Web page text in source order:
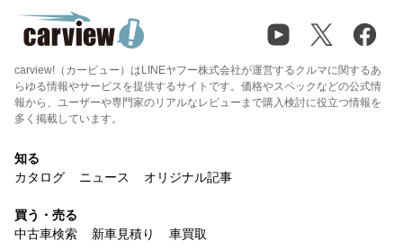
carview!（カービュー）はLINEヤフー株式会社が運営するクルマに関するあ
らゆる情報やサービスを提供するサイトです。価格やスペックなどの公式情
報から、ユーザーや専門家のリアルなレビューまで購入検討に役立つ情報を
多く掲載しています。
知る
カタログ
ニュース オリジナル記事
買う・売る
中古車検索
新車見積り 車買取